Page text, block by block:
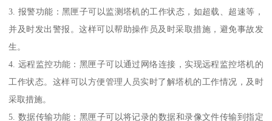
3. 报警功能：黑匣子可以监测塔机的工作状态，如超载、超速等，
并及时发出警报。这样可以帮助操作员及时采取措施，避免事故发
生。
4. 远程监控功能：黑匣子可以通过网络连接，实现远程监控塔机的
工作状态。这样可以方便管理人员实时了解塔机的工作情况，及时
采取措施。
5. 数据传输功能：黑匣子可以将记录的数据和录像文件传输到指定